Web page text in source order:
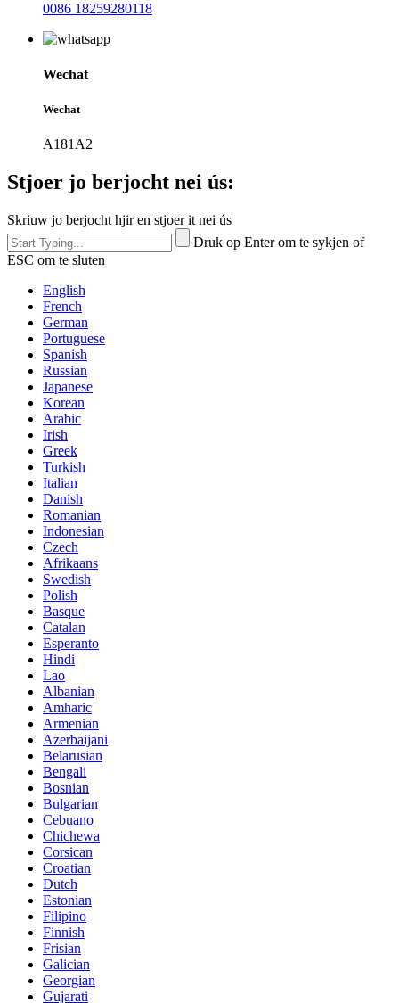
0086 18259280118
Wechat
Wechat
A181A2
Stjoer jo berjocht nei ús:
Skriuw jo berjocht hjir en stjoer it nei ús
Druk op Enter om te sykjen of
ESC om te sluten
English
French
German
Portuguese
Spanish
Russian
Japanese
Korean
Arabic
Irish
Greek
Turkish
Italian
Danish
Romanian
Indonesian
Czech
Afrikaans
Swedish
Polish
Basque
Catalan
Esperanto
Hindi
Lao
Albanian
Amharic
Armenian
Azerbaijani
Belarusian
Bengali
Bosnian
Bulgarian
Cebuano
Chichewa
Corsican
Croatian
Dutch
Estonian
Filipino
Finnish
Frisian
Galician
Georgian
Gujarati